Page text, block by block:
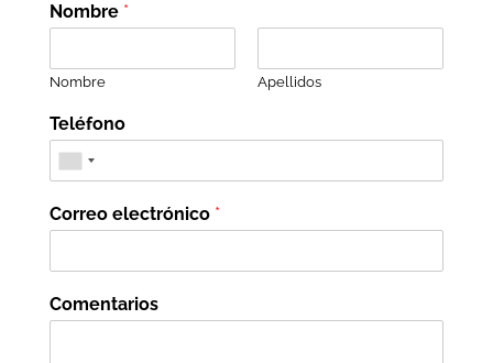
Nombre *
Nombre Apellidos
Teléfono
Correo electrónico *
Comentarios